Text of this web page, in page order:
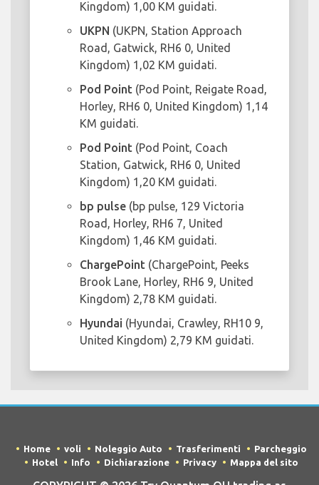
Kingdom) 1,00 KM guidati.
UKPN (UKPN, Station Approach
Road, Gatwick, RH6 0, United
Kingdom) 1,02 KM guidati.
Pod Point (Pod Point, Reigate Road,
Horley, RH6 0, United Kingdom) 1,14
KM guidati.
Pod Point (Pod Point, Coach
Station, Gatwick, RH6 0, United
Kingdom) 1,20 KM guidati.
bp pulse (bp pulse, 129 Victoria
Road, Horley, RH6 7, United
Kingdom) 1,46 KM guidati.
ChargePoint (ChargePoint, Peeks
Brook Lane, Horley, RH6 9, United
Kingdom) 2,78 KM guidati.
Hyundai (Hyundai, Crawley, RH10 9,
United Kingdom) 2,79 KM guidati.
Home voli Noleggio Auto Trasferimenti
Parcheggio
Hotel
Info Dichiarazione Privacy Mappa del sito